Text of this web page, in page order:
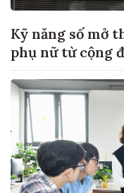
Kỹ năng số mở
phụ nữ từ cộng